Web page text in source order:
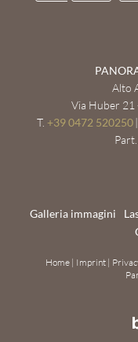
Alto
Via Huber 21
T. +39 0472 520250 |
Galleria immagini
Home | Imprint |